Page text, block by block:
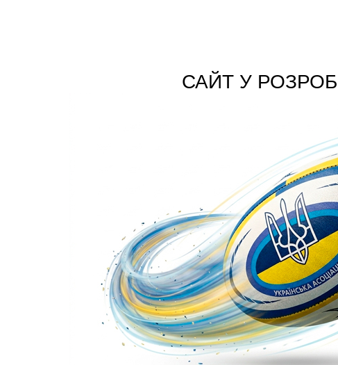
САЙТ У